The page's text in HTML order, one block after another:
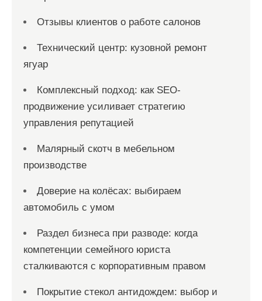
Отзывы клиентов о работе салонов
Технический центр: кузовной ремонт
ягуар
Комплексный подход: как SEO-
продвижение усиливает стратегию
управления репутацией
Малярный скотч в мебельном
производстве
Доверие на колёсах: выбираем
автомобиль с умом
Раздел бизнеса при разводе: когда
компетенции семейного юриста
сталкиваются с корпоративным правом
Покрытие стекол антидождем: выбор и